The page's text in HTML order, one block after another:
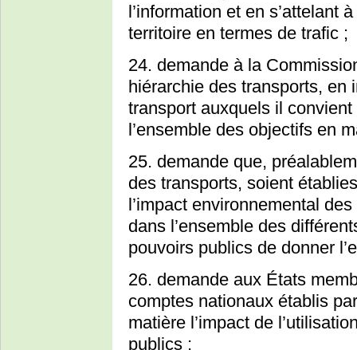
l’information et en s’attelant
territoire en termes de trafic ;
24. demande à la
hiérarchie des transports, en
transport auxquels il
l’ensemble des objectifs en
25. demande que,
des transports, soient
l’impact environnemental
dans l’ensemble des
pouvoirs publics de donner
26. demande aux États
comptes nationaux établis
matière l’impact de
publics ;